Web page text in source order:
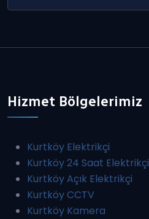
Hizmet Bölgelerimiz
Kurtköy Elektrikçi
Kurtköy 24 Saat Elektrikçi
Kurtköy Açık Elektrikçi
Kurtköy CCTV
Kurtköy Kamera